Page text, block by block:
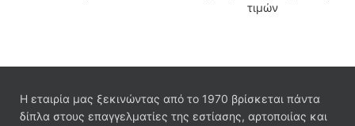
τιμών
Η εταιρία μας ξεκινώντας από το 1970 βρίσκεται πάντα
δίπλα στους επαγγελματίες της εστίασης, αρτοποιίας και